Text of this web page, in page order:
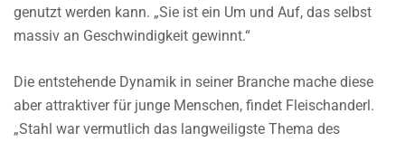
genutzt werden kann. „Sie ist ein Um und Auf, das selbst
massiv an Geschwindigkeit gewinnt.“
Die entstehende Dynamik in seiner Branche mache diese
aber attraktiver für junge Menschen, findet Fleischanderl.
„Stahl war vermutlich das langweiligste Thema des